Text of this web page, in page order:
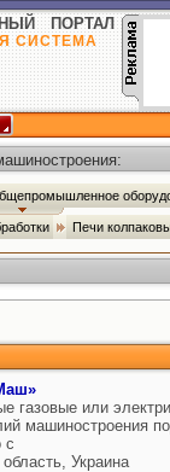
ПОРТАЛ
СИСТЕМА
Печи
газовые или
машиностроения
с
Украина